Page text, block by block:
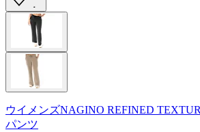
ウイメンズNAGINO REFINED
パンツ